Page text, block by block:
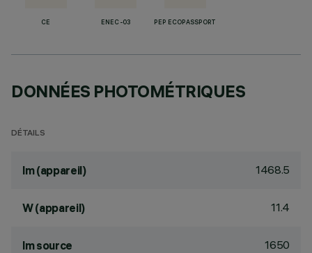
CE ENEC-03 PEP ECOPASSPORT
DONNÉES PHOTOMÉTRIQUES
DÉTAILS
lm (appareil) 1468.5
W (appareil) 11.4
lm source 1650